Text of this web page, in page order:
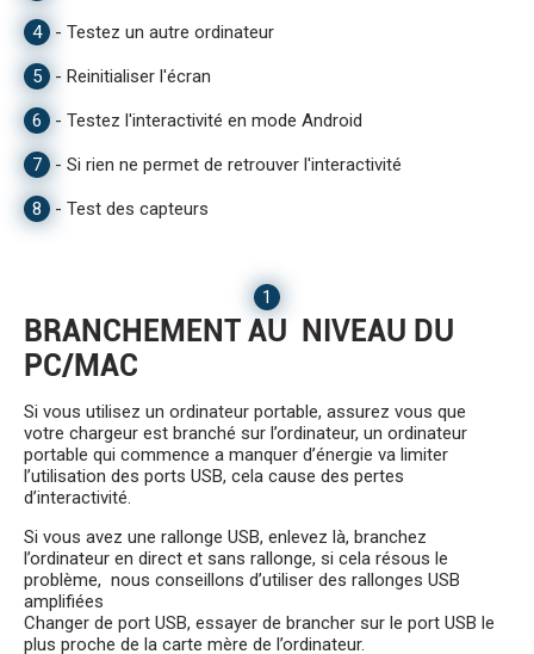
4 - Testez un autre ordinateur
5 - Reinitialiser l'écran
6 - Testez l'interactivité en mode Android
7 - Si rien ne permet de retrouver l'interactivité
8 - Test des capteurs
1
BRANCHEMENT AU NIVEAU DU
PC/MAC
Si vous utilisez un ordinateur portable, assurez vous que
votre chargeur est branché sur l’ordinateur, un ordinateur
portable qui commence a manquer d’énergie va limiter
l’utilisation des ports USB, cela cause des pertes
d’interactivité.
Si vous avez une rallonge USB, enlevez là, branchez
l’ordinateur en direct et sans rallonge, si cela résous le
problème, nous conseillons d’utiliser des rallonges USB
amplifiées
Changer de port USB, essayer de brancher sur le port USB le
plus proche de la carte mère de l’ordinateur.